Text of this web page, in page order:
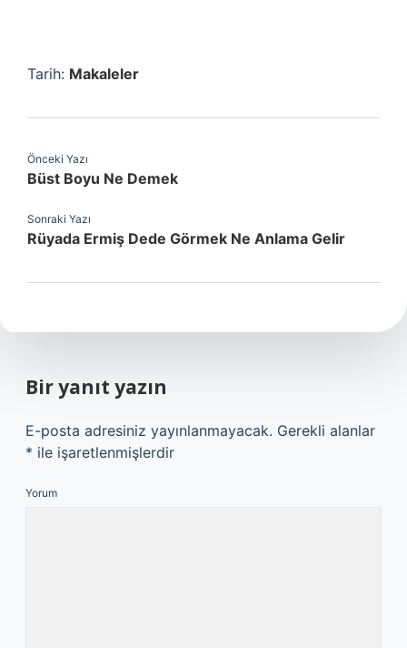
Tarih: Makaleler
Önceki Yazı
Büst Boyu Ne Demek
Sonraki Yazı
Rüyada Ermiş Dede Görmek Ne Anlama Gelir
Bir yanıt yazın
E-posta adresiniz yayınlanmayacak. Gerekli alanlar
* ile işaretlenmişlerdir
Yorum